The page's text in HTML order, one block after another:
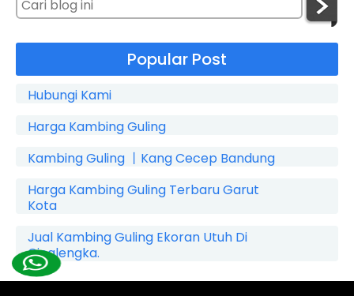
Popular Post
Hubungi Kami
Harga Kambing Guling
Kambing Guling 丨Kang Cecep Bandung
Harga Kambing Guling Terbaru Garut
Kota
Jual Kambing Guling Ekoran Utuh Di
Cicalengka.